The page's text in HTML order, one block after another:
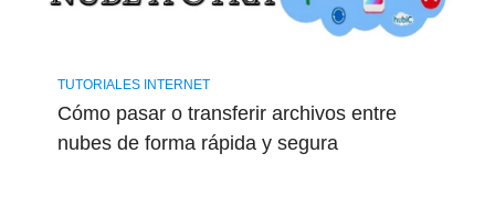
TUTORIALES INTERNET
Cómo pasar o transferir archivos entre
nubes de forma rápida y segura